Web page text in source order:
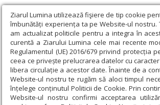
Ziarul Lumina utilizează fişiere de tip cookie
îmbunătăți experiența ta pe Website-ul nostru.
am actualizat politicile pentru a integra în
curentă a Ziarului Lumina cele mai recente
Regulamentul (UE) 2016/679 privind protecția
ceea ce privește prelucrarea datelor cu
libera circulație a acestor date. Înainte de a
Website-ul nostru te rugăm să aloci timpul
înțelege conținutul Politicii de Cookie. Prin
Website-ul nostru confirmi acceptarea
Ziarul Lumina › Actualitate religioasă › Știri ›
înseamnă să faci ordine acolo unde este